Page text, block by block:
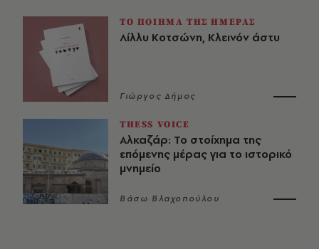
ΤΟ ΠΟΙΗΜΑ ΤΗΣ ΗΜΕΡΑΣ
Λίλλυ Κοτσώνη, Κλεινόν άστυ
Γιώργος Δήμος
THESS VOICE
Αλκαζάρ: Το στοίχημα της
επόμενης μέρας για το ιστορικό
μνημείο
Βάσω Βλαχοπούλου